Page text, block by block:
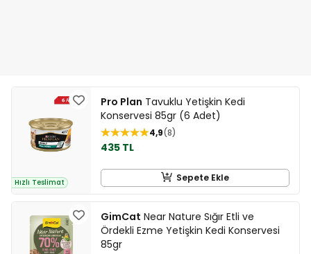
Hızlı Teslimat
Pro Plan Tavuklu Yetişkin Kedi
Konservesi 85gr (6 Adet)
4,9 8
435 TL
Sepete Ekle
GimCat Near Nature Sığır Etli ve
Ördekli Ezme Yetişkin Kedi Konservesi
85gr